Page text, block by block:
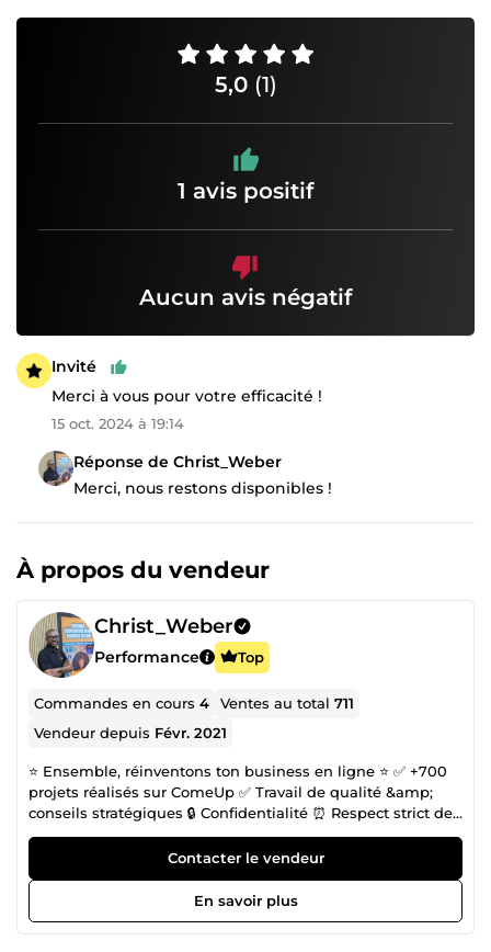
5,0 (1)
1 avis positif
Aucun avis négatif
Invité
Merci à vous pour votre efficacité !
15 oct. 2024 à 19:14
Réponse de Christ_Weber
Merci, nous restons disponibles !
À propos du vendeur
Christ_Weber
Performance Top
Commandes en cours4 Ventes au total711
Vendeur depuis Févr. 2021
⭐️ Ensemble, réinventons ton business en ligne ⭐️ ✅ +700
projets réalisés sur ComeUp ✅ Travail de qualité &amp;
conseils stratégiques 🔒 Confidentialité ⏰ Respect strict des
délais 👋 Je suis Christ, fondateur de l’agence
DCSTRATEGY. Avec mon équipe, j’accompagne les auteurs
et entrepreneurs sur Amazon KDP et le marketing digital à
360° pour construire un business rentable. 💬 Contacte-moi
dès maintenant pour transformer ton projet en résultats
Contacter le vendeur
En savoir plus